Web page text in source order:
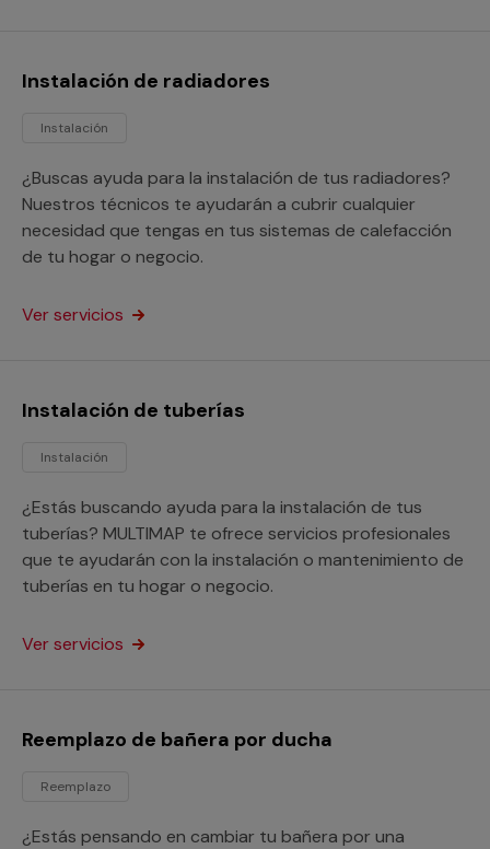
Instalación de radiadores
Instalación
¿Buscas ayuda para la instalación de tus radiadores?
Nuestros técnicos te ayudarán a cubrir cualquier
necesidad que tengas en tus sistemas de calefacción
de tu hogar o negocio.
Ver servicios
Instalación de tuberías
Instalación
¿Estás buscando ayuda para la instalación de tus
tuberías? MULTIMAP te ofrece servicios profesionales
que te ayudarán con la instalación o mantenimiento de
tuberías en tu hogar o negocio.
Ver servicios
Reemplazo de bañera por ducha
Reemplazo
¿Estás pensando en cambiar tu bañera por una